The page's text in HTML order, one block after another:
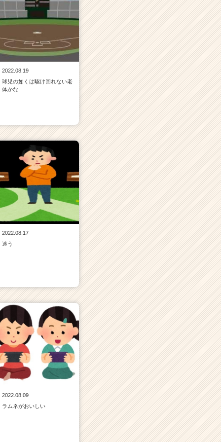
2022.08.19
球児の如くは駆け回れない老
体かな
2022.08.17
迷う
2022.08.09
ラムネがおいしい